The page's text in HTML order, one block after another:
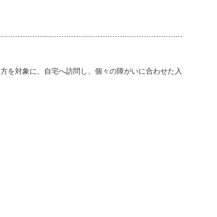
対象に、自宅へ訪問し、個々の障がいに合わせた入